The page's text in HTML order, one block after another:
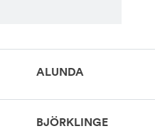
ALUNDA
BJÖRKLINGE